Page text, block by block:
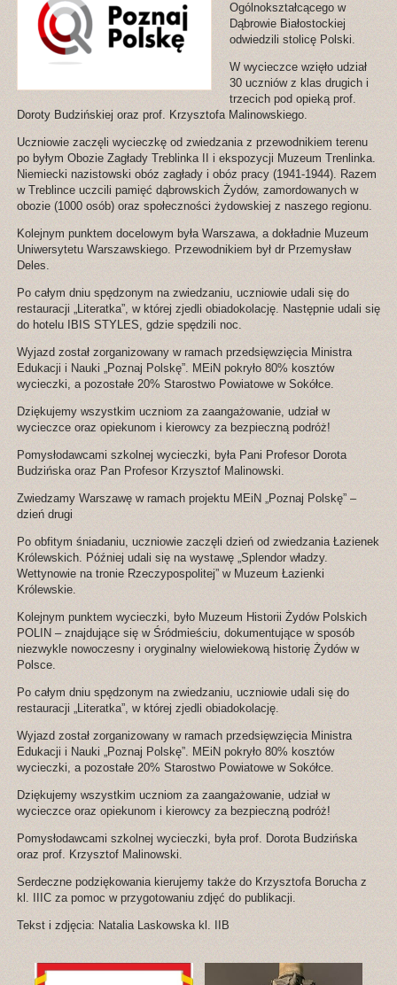
Ogólnokształcącego w
Dąbrowie Białostockiej
odwiedzili stolicę Polski.
W wycieczce wzięło udział
30 uczniów z klas drugich i
trzecich pod opieką prof.
Doroty Budzińskiej oraz prof. Krzysztofa Malinowskiego.
Uczniowie zaczęli wycieczkę od zwiedzania z przewodnikiem terenu
po byłym Obozie Zagłady Treblinka II i ekspozycji Muzeum Trenlinka.
Niemiecki nazistowski obóz zagłady i obóz pracy (1941-1944). Razem
w Treblince uczcili pamięć dąbrowskich Żydów, zamordowanych w
obozie (1000 osób) oraz społeczności żydowskiej z naszego regionu.
Kolejnym punktem docelowym była Warszawa, a dokładnie Muzeum
Uniwersytetu Warszawskiego. Przewodnikiem był dr Przemysław
Deles.
Po całym dniu spędzonym na zwiedzaniu, uczniowie udali się do
restauracji „Literatka”, w której zjedli obiadokolację. Następnie udali się
do hotelu IBIS STYLES, gdzie spędzili noc.
Wyjazd został zorganizowany w ramach przedsięwzięcia Ministra
Edukacji i Nauki „Poznaj Polskę”. MEiN pokryło 80% kosztów
wycieczki, a pozostałe 20% Starostwo Powiatowe w Sokółce.
Dziękujemy wszystkim uczniom za zaangażowanie, udział w
wycieczce oraz opiekunom i kierowcy za bezpieczną podróż!
Pomysłodawcami szkolnej wycieczki, była Pani Profesor Dorota
Budzińska oraz Pan Profesor Krzysztof Malinowski.
Zwiedzamy Warszawę w ramach projektu MEiN „Poznaj Polskę” –
dzień drugi
Po obfitym śniadaniu, uczniowie zaczęli dzień od zwiedzania Łazienek
Królewskich. Później udali się na wystawę „Splendor władzy.
Wettynowie na tronie Rzeczypospolitej” w Muzeum Łazienki
Królewskie.
Kolejnym punktem wycieczki, było Muzeum Historii Żydów Polskich
POLIN – znajdujące się w Śródmieściu, dokumentujące w sposób
niezwykle nowoczesny i oryginalny wielowiekową historię Żydów w
Polsce.
Po całym dniu spędzonym na zwiedzaniu, uczniowie udali się do
restauracji „Literatka”, w której zjedli obiadokolację.
Wyjazd został zorganizowany w ramach przedsięwzięcia Ministra
Edukacji i Nauki „Poznaj Polskę”. MEiN pokryło 80% kosztów
wycieczki, a pozostałe 20% Starostwo Powiatowe w Sokółce.
Dziękujemy wszystkim uczniom za zaangażowanie, udział w
wycieczce oraz opiekunom i kierowcy za bezpieczną podróż!
Pomysłodawcami szkolnej wycieczki, była prof. Dorota Budzińska
oraz prof. Krzysztof Malinowski.
Serdeczne podziękowania kierujemy także do Krzysztofa Borucha z
kl. IIIC za pomoc w przygotowaniu zdjęć do publikacji.
Tekst i zdjęcia: Natalia Laskowska kl. IIB